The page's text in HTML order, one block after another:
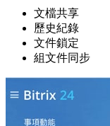
文檔共享
歷史紀錄
文件鎖定
組文件同步